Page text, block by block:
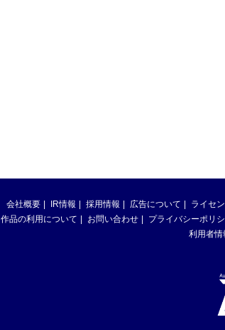
会社概要 IR情報 採用情報 広告について ライセ
作品の利用について
お問い合わせ プライバシーポリ
利用者情